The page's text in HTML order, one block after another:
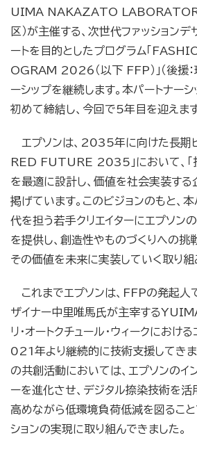
UIMA NAKAZATO LABORATORY
区）が主催する、次世代ファッション
ートを目的としたプログラム「
OGRAM 2026（以下 FFP）」（後援：
ーシップを継続します。本パートナ
初めて締結し、今回で5年目を迎えます
エプソンは、2035年に向けた長期
RED FUTURE 2035」において、「
を最適に設計し、価値を社会実装する
掲げています。このビジョンのもと、
代を担う若手クリエイターにエプソン
を提供し、創造性やものづくりへの挑
その価値を未来に実装していく取り組
これまでエプソンは、FFPの発起人
ザイナー中里唯馬氏が主宰する
リ・オートクチュール・ウィークにおけ
021年より継続的に技術支援してきま
の共創活動においては、エプソンのイ
ーを進化させ、デジタル捺染技術を活
高めながら低環境負荷低減を図ること
ションの実現に取り組んできました。